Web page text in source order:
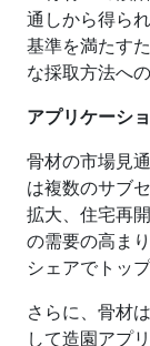
通しから得ら
基準を満たす
な採取方法へ
アプリケーシ
骨材の市場見
は複数のサブ
拡大、住宅再
の需要の高ま
シェアでトッ
さらに、骨材
して造園アプ